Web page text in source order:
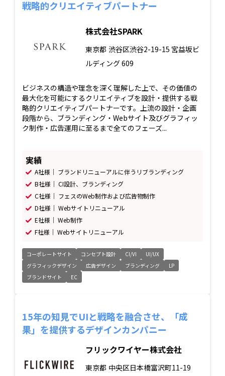
戦略的クリエイティブパートナー
株式会社SPARK
東京都 渋谷区渋谷2-19-15 宮益坂ビ
ルディング 609
ビジネスの構造や理念を深く理解した上で、その価値の
最大化を可能にするクリエイティブを設計・提供する戦
略的クリエイティブパートナーです。上流の設計・企画
段階から、ブランディング・Webサイト及びグラフィッ
ク制作・広告運用に至るまで全てのフェーズ...
実績
A社様｜ ブランドリニューアルに伴うリブランディング
B社様｜ CI設計、ブランディング
C社様｜ フェスのWeb制作および広告物制作
D社様｜ Webサイトリニューアル
E社様｜ Web制作
F社様｜ Webサイトリニューアル
コーポレートサイト コンセプト設計 CI/VI
UI/UX
グラフィックデザイン
広告デザイン ブランディング
LP
ブランドサイト
EC
15年の知見でUIと戦略を融合させ、「成
果」を提供するデザインカンパニー
フリックワイヤー株式会社
東京都 中央区日本橋富沢町11-19